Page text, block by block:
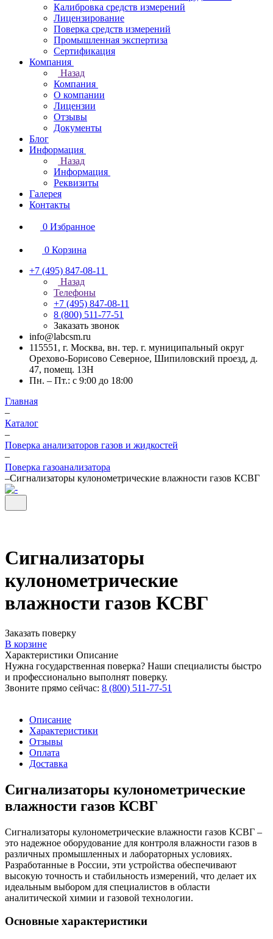
Калибровка средств измерений
Лицензирование
Поверка средств измерений
Промышленная экспертиза
Сертификация
Компания
Назад
Компания
О компании
Лицензии
Отзывы
Документы
Блог
Информация
Назад
Информация
Реквизиты
Галерея
Контакты
0 Избранное
0 Корзина
+7 (495) 847-08-11
Назад
Телефоны
+7 (495) 847-08-11
8 (800) 511-77-51
Заказать звонок
info@labcsm.ru
115551, г. Москва, вн. тер. г. муниципальный округ
Орехово-Борисово Северное, Шипиловский проезд, д.
47, помещ. 13Н
Пн. – Пт.: с 9:00 до 18:00
Главная
–
Каталог
–
Поверка анализаторов газов и жидкостей
–
Поверка газоанализатора
–Сигнализаторы кулонометрические влажности газов КСВГ
Сигнализаторы
кулонометрические
влажности газов КСВГ
Заказать поверку
В корзине
Характеристики Описание
Нужна государственная поверка? Наши специалисты быстро
и профессионально выполнят поверку.
Звоните прямо сейчас: 8 (800) 511-77-51
Описание
Характеристики
Отзывы
Оплата
Доставка
Сигнализаторы кулонометрические
влажности газов КСВГ
Сигнализаторы кулонометрические влажности газов КСВГ –
это надежное оборудование для контроля влажности газов в
различных промышленных и лабораторных условиях.
Разработанные в России, эти устройства обеспечивают
высокую точность и стабильность измерений, что делает их
идеальным выбором для специалистов в области
аналитической химии и газовой технологии.
Основные характеристики